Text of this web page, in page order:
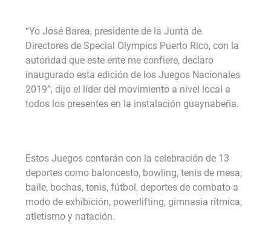
“Yo José Barea, presidente de la Junta de
Directores de Special Olympics Puerto Rico, con la
autoridad que este ente me confiere, declaro
inaugurado esta edición de los Juegos Nacionales
2019”, dijo el líder del movimiento a nivel local a
todos los presentes en la instalación guaynabeña.
Estos Juegos contarán con la celebración de 13
deportes como baloncesto, bowling, tenis de mesa,
baile, bochas, tenis, fútbol, deportes de combato a
modo de exhibición, powerlifting, gimnasia rítmica,
atletismo y natación.